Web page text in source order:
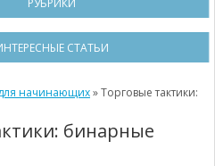
РУБРИКИ
СТАТЬИ
список брокеров
в бинарном трейдинге
начинающих»Торговые тактики:
бинарные